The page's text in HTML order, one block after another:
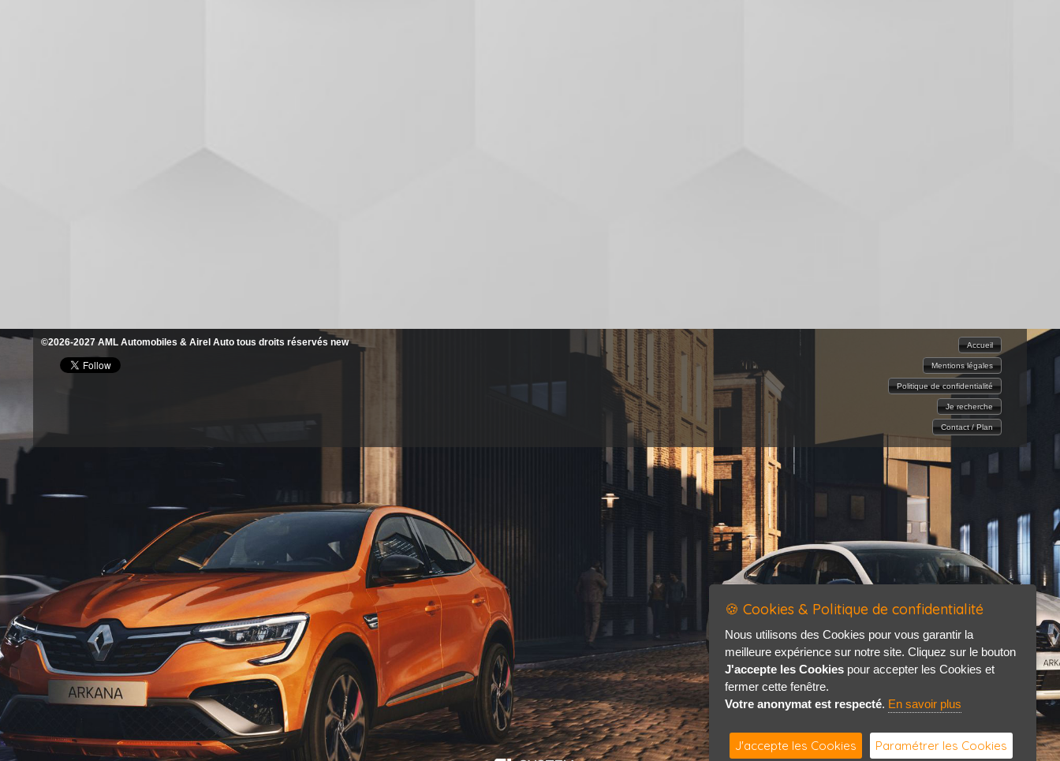
©2026-2027 AML Automobiles & Airel Auto tous droits réservés new Accueil
Mentions légales
Politique de confidentialité
Je recherche
Contact / Plan
🍪 Cookies & Politique de confidentialité
Nous utilisons des Cookies pour vous garantir la
meilleure expérience sur notre site. Cliquez sur le bouton
J'accepte les Cookies pour accepter les Cookies et
fermer cette fenêtre.
Votre anonymat est respecté. En savoir plus
J'accepte les Cookies Paramétrer les Cookies